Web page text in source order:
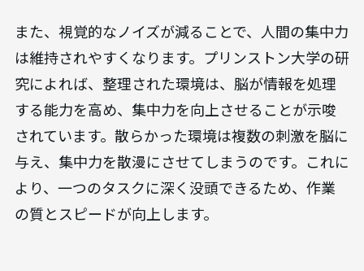
また、視覚的なノイズが減ることで、人間の集中力
は維持されやすくなります。プリンストン大学の研
究によれば、整理された環境は、脳が情報を処理
する能力を高め、集中力を向上させることが示唆
されています。散らかった環境は複数の刺激を脳に
与え、集中力を散漫にさせてしまうのです。これに
より、一つのタスクに深く没頭できるため、作業
の質とスピードが向上します。